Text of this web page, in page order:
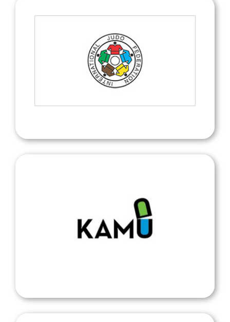
International Judo Federation
International Judo Federation
SUEK: KAMU-lääkehaku
KAMU